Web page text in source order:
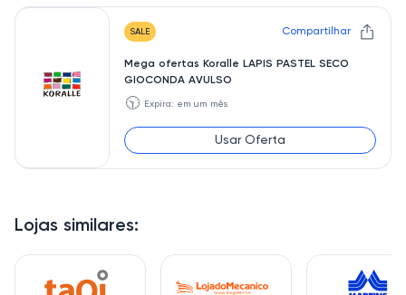
Lojas similares:
SALE Compartilhar
Mega ofertas Koralle LAPIS PASTEL SECO
GIOCONDA AVULSO
🕥 Expira: em um mês
Usar Oferta